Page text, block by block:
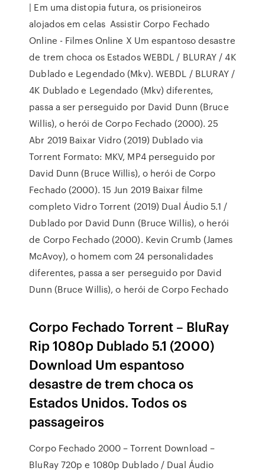
| Em uma distopia futura, os prisioneiros
alojados em celas Assistir Corpo Fechado
Online - Filmes Online X Um espantoso desastre
de trem choca os Estados WEBDL / BLURAY / 4K
Dublado e Legendado (Mkv). WEBDL / BLURAY /
4K Dublado e Legendado (Mkv) diferentes,
passa a ser perseguido por David Dunn (Bruce
Willis), o herói de Corpo Fechado (2000). 25
Abr 2019 Baixar Vidro (2019) Dublado via
Torrent Formato: MKV, MP4 perseguido por
David Dunn (Bruce Willis), o herói de Corpo
Fechado (2000). 15 Jun 2019 Baixar filme
completo Vidro Torrent (2019) Dual Áudio 5.1 /
Dublado por David Dunn (Bruce Willis), o herói
de Corpo Fechado (2000). Kevin Crumb (James
McAvoy), o homem com 24 personalidades
diferentes, passa a ser perseguido por David
Dunn (Bruce Willis), o herói de Corpo Fechado
Corpo Fechado Torrent – BluRay
Rip 1080p Dublado 5.1 (2000)
Download Um espantoso
desastre de trem choca os
Estados Unidos. Todos os
passageiros
Corpo Fechado 2000 – Torrent Download –
BluRay 720p e 1080p Dublado / Dual Áudio